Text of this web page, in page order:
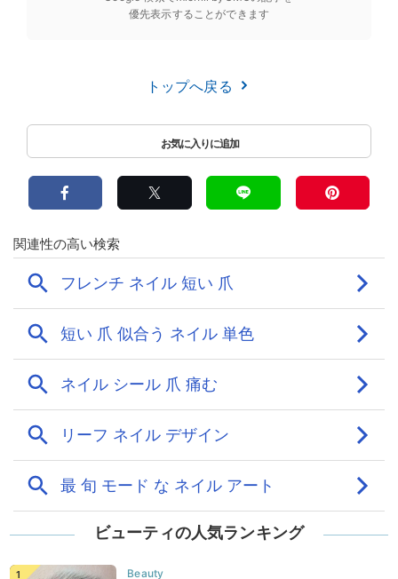
優先表示することができます
トップへ戻る
ビューティの人気ランキング